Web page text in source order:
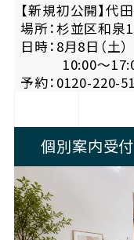
【新規初公開】代
場所：杉並区和泉
日時：8月8日（土）
10:00〜
予約：0120-220-
個別案内受付